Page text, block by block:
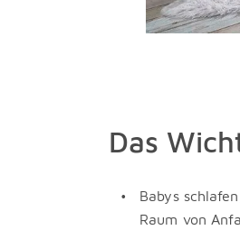
Das
Babys
Raum von